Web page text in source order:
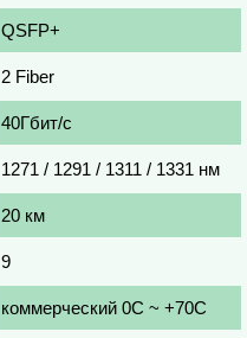
QSFP+
2 Fiber
40Гбит/с
1271 / 1291 / 1311 / 1331 нм
20 км
9
коммерческий 0C ~ +70C